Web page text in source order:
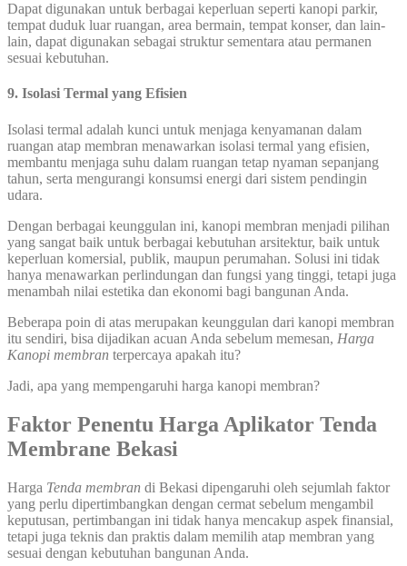
Dapat digunakan untuk berbagai keperluan seperti kanopi parkir,
tempat duduk luar ruangan, area bermain, tempat konser, dan lain-
lain, dapat digunakan sebagai struktur sementara atau permanen
sesuai kebutuhan.
9. Isolasi Termal yang Efisien
Isolasi termal adalah kunci untuk menjaga kenyamanan dalam
ruangan atap membran menawarkan isolasi termal yang efisien,
membantu menjaga suhu dalam ruangan tetap nyaman sepanjang
tahun, serta mengurangi konsumsi energi dari sistem pendingin
udara.
Dengan berbagai keunggulan ini, kanopi membran menjadi pilihan
yang sangat baik untuk berbagai kebutuhan arsitektur, baik untuk
keperluan komersial, publik, maupun perumahan. Solusi ini tidak
hanya menawarkan perlindungan dan fungsi yang tinggi, tetapi juga
menambah nilai estetika dan ekonomi bagi bangunan Anda.
Beberapa poin di atas merupakan keunggulan dari kanopi membran
itu sendiri, bisa dijadikan acuan Anda sebelum memesan, Harga
Kanopi membran terpercaya apakah itu?
Jadi, apa yang mempengaruhi harga kanopi membran?
Faktor Penentu Harga Aplikator Tenda
Membrane Bekasi
Harga Tenda membran di Bekasi dipengaruhi oleh sejumlah faktor
yang perlu dipertimbangkan dengan cermat sebelum mengambil
keputusan, pertimbangan ini tidak hanya mencakup aspek finansial,
tetapi juga teknis dan praktis dalam memilih atap membran yang
sesuai dengan kebutuhan bangunan Anda.